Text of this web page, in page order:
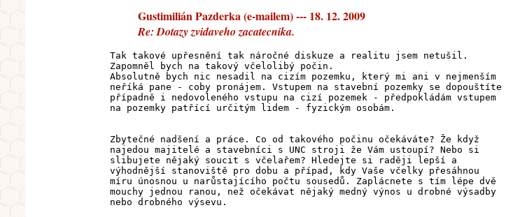
Gustimilián Pazderka (e-mailem) --- 18. 12. 2009
Re: Dotazy zvidaveho zacatecnika.
Tak takové upřesnění tak náročné diskuze a realitu jsem netušil.
Zapomněl bych na takový včelolibý počin.
Absolutně bych nic nesadil na cizím pozemku, který mi ani v nejmenším
neříká pane - coby pronájem. Vstupem na stavební pozemky se dopouštíte
případně i nedovoleného vstupu na cizí pozemek - předpokládám vstupem
na pozemky patřící určitým lidem - fyzickým osobám.
Zbytečné nadšení a práce. Co od takového počinu očekáváte? Že když
najedou majitelé a stavebníci s UNC stroji že Vám ustoupí? Nebo si
slibujete nějaký soucit s včelařem? Hledejte si raději lepší a
výhodnější stanoviště pro dobu a případ, kdy Vaše včelky přesáhnou
míru únosnou u narůstajícího počtu sousedů. Zaplácnete s tím lépe dvě
mouchy jednou ranou, než očekávat nějaký medný výnos u drobné výsadby
nebo drobného výsevu.